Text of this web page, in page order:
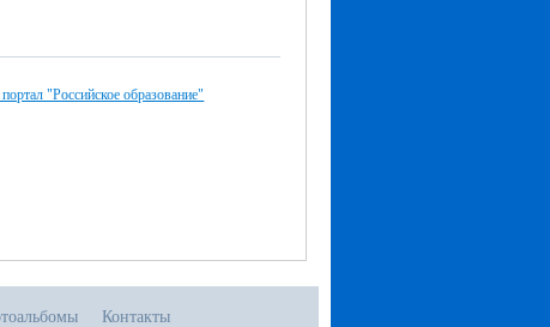
"Российское образование"
Контакты